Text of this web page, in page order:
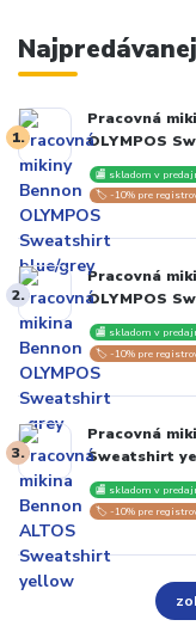
1.
Pracovná
OLYMPOS
🏬 skladom v
🏷️ -10% pre
2.
Pracovná
OLYMPOS
🏬 skladom v
🏷️ -10% pre
3.
Pracovná
Sweatshirt
🏬 skladom v
🏷️ -10% pre